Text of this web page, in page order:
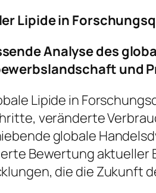
Lipide in
Analyse des
und
Lipide in
veränderte
globale
Bewertung aktueller
die die Zukunft